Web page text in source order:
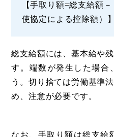
【手取り額=総支給額
使協定による控除額）】
総支給額には、基本給や
す。端数が発生した場合
う。切り捨ては労働基準
め、注意が必要です。
なお、手取り額は総支給